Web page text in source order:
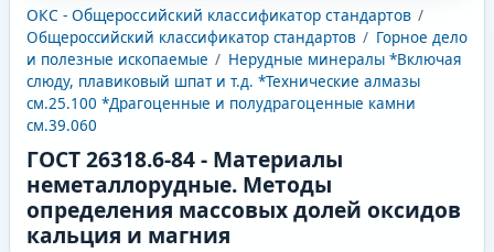
ОКС - Общероссийский классификатор стандартов /
Общероссийский классификатор стандартов / Горное дело
и полезные ископаемые / Нерудные минералы *Включая
слюду, плавиковый шпат и т.д. *Технические алмазы
см.25.100 *Драгоценные и полудрагоценные камни
см.39.060
ГОСТ 26318.6-84- Материалы
неметаллорудные. Методы
определения массовых долей оксидов
кальция и магния